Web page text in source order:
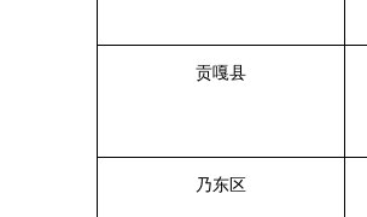
贡嘎县
乃东区